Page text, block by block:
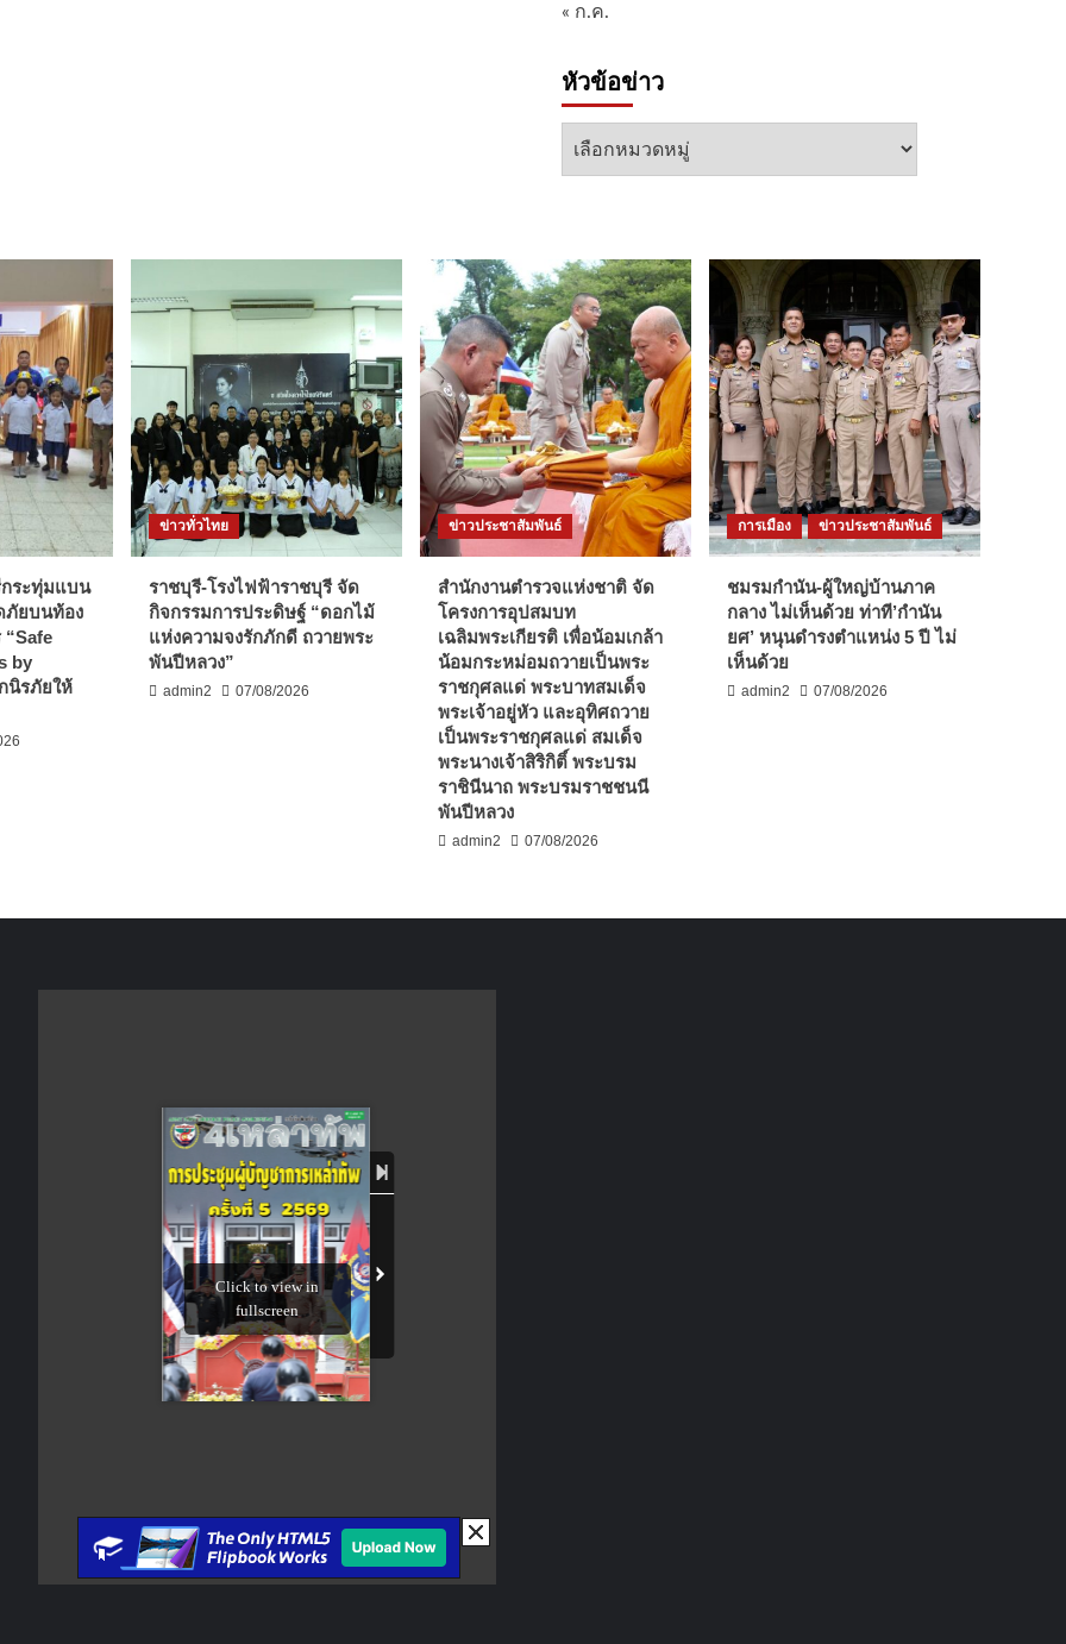
« ก.ค.
หัวข้อข่าว
หัวข้อ
กระทุ่มแบน
ภัยบนท้อง
“Safe
by
นิรภัยให้
ข่าวทั่วไทย
ราชบุรี-โรงไฟฟ้าราชบุรี จัด
กิจกรรมการประดิษฐ์ “ดอกไม้
แห่งความจงรักภักดี ถวายพระ
พันปีหลวง”
admin2 07/08/2026
ข่าวประชาสัมพันธ์
สำนักงานตำรวจแห่งชาติ จัด
โครงการอุปสมบท
เฉลิมพระเกียรติ เพื่อน้อมเกล้า
น้อมกระหม่อมถวายเป็นพระ
ราชกุศลแด่ พระบาทสมเด็จ
พระเจ้าอยู่หัว และอุทิศถวาย
เป็นพระราชกุศลแด่ สมเด็จ
พระนางเจ้าสิริกิติ์ พระบรม
ราชินีนาถ พระบรมราชชนนี
พันปีหลวง
admin2 07/08/2026
การเมือง ข่าวประชาสัมพันธ์
ชมรมกำนัน-ผู้ใหญ่บ้านภาค
กลาง ไม่เห็นด้วย ท่าที’กำนัน
ยศ’ หนุนดำรงตำแหน่ง 5 ปี ไม่
เห็นด้วย
admin2 07/08/2026